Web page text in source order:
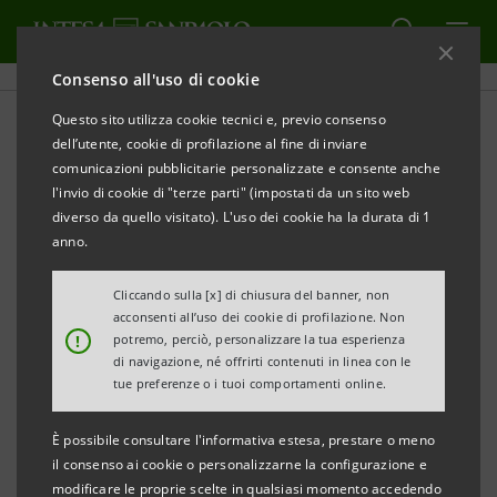
Consenso all'uso di cookie
Questo sito utilizza cookie tecnici e, previo consenso
dell’utente, cookie di profilazione al fine di inviare
comunicazioni pubblicitarie personalizzate e consente anche
l'invio di cookie di "terze parti" (impostati da un sito web
diverso da quello visitato). L'uso dei cookie ha la durata di 1
anno.
!
Cliccando sulla [x] di chiusura del banner, non
acconsenti all’uso dei cookie di profilazione. Non
potremo, perciò, personalizzare la tua esperienza
di navigazione, né offrirti contenuti in linea con le
tue preferenze o i tuoi comportamenti online.
È possibile consultare l'informativa estesa, prestare o meno
il consenso ai cookie o personalizzarne la configurazione e
modificare le proprie scelte in qualsiasi momento accedendo
Storico Banca Intesa:
Corporate Governance
AGGIORNA
Governance di Banca
Intesa
Governance di
Sanpaolo IMI
Sanpaolo IMI ha aderito alle finalità e alle indicazioni
Codice di Autodisciplina delle Società Quotate